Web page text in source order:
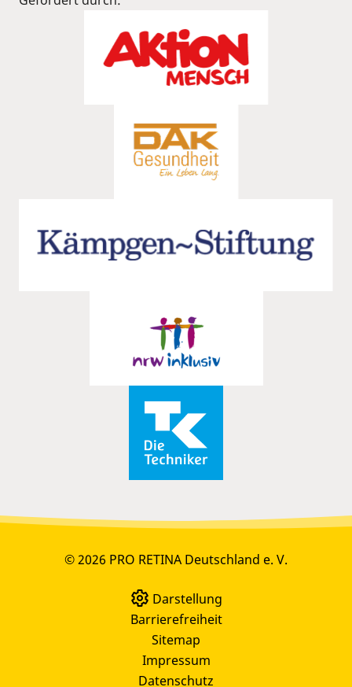
© 2026 PRO RETINA Deutschland e. V.
Darstellung
Barrierefreiheit
Sitemap
Impressum
Datenschutz